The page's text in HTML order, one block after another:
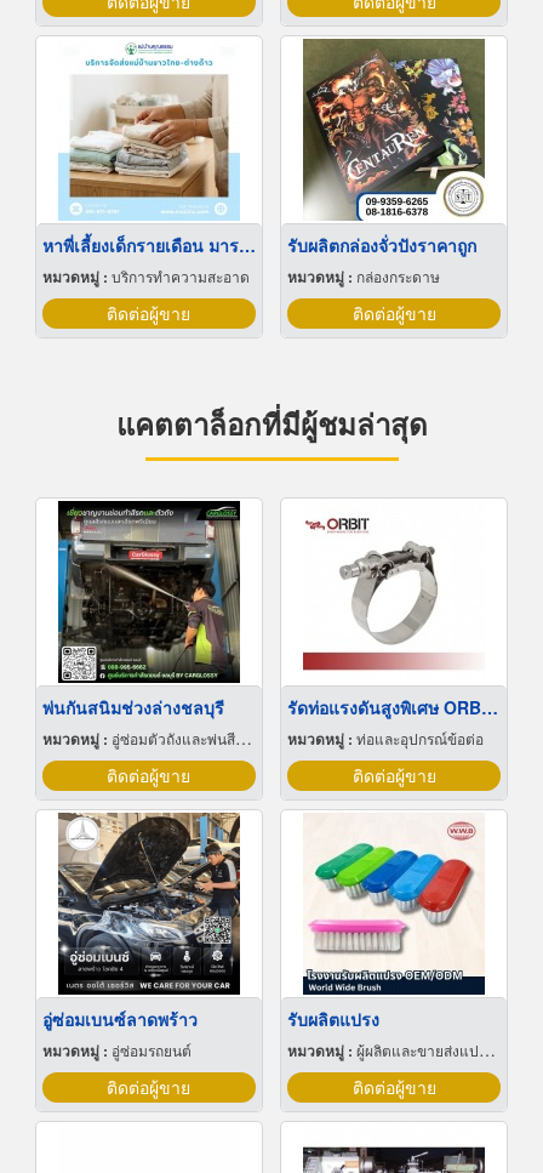
หาพี่เลี้ยงเด็กรายเดือน มารยาทดี
หมวดหมู่ : บริการทำความสะอาด
ติดต่อผู้ขาย
รับผลิตกล่องจั่วปังราคาถูก
หมวดหมู่ : กล่องกระดาษ
ติดต่อผู้ขาย
แคตตาล็อกที่มีผู้ชมล่าสุด
พ่นกันสนิมช่วงล่างชลบุรี
หมวดหมู่ : อู่ซ่อมตัวถังและพ่นสีรถยนต์
ติดต่อผู้ขาย
รัดท่อแรงดันสูงพิเศษ ORBIT HEAVY GEAR
หมวดหมู่ : ท่อและอุปกรณ์ข้อต่อ
ติดต่อผู้ขาย
อู่ซ่อมเบนซ์ลาดพร้าว
หมวดหมู่ : อู่ซ่อมรถยนต์
ติดต่อผู้ขาย
รับผลิตแปรง
หมวดหมู่ : ผู้ผลิตและขายส่งแปรง พู่กัน
ติดต่อผู้ขาย